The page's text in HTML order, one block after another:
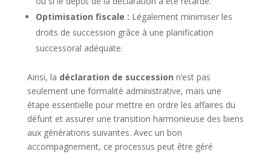
Optimisation fiscale : Légalement minimiser les
droits de succession grâce à une planification
successoral adéquate.
Ainsi, la déclaration de succession n’est pas
seulement une formalité administrative, mais une
étape essentielle pour mettre en ordre les affaires du
défunt et assurer une transition harmonieuse des biens
aux générations suivantes. Avec un bon
accompagnement, ce processus peut être géré